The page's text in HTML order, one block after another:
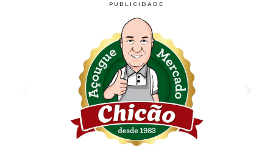
PUBLICIDADE